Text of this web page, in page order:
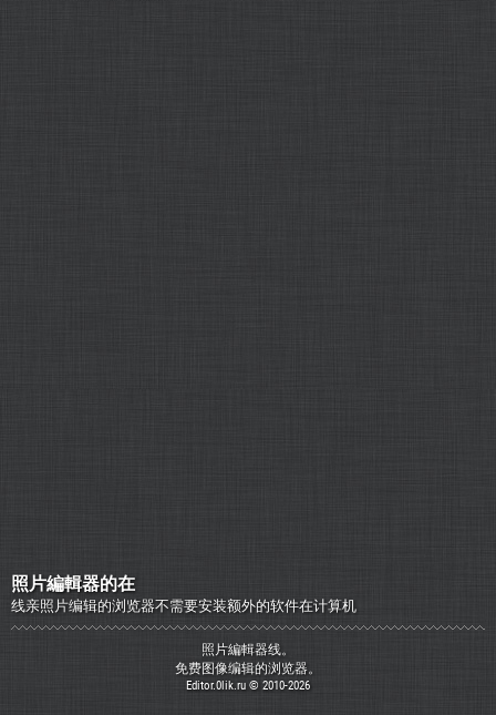
照片編輯器的在
线亲照片编辑的浏览器不需要安装额外的软件在计算机
照片編輯器线。
免费图像编辑的浏览器。
Editor.0lik.ru © 2010-2026